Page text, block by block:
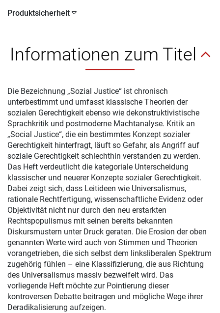
Produktsicherheit
Informationen zum Titel
Die Bezeichnung „Sozial Justice“ ist chronisch
unterbestimmt und umfasst klassische Theorien der
sozialen Gerechtigkeit ebenso wie dekonstruktivistische
Sprachkritik und postmoderne Machtanalyse. Kritik an
„Social Justice“, die ein bestimmtes Konzept sozialer
Gerechtigkeit hinterfragt, läuft so Gefahr, als Angriff auf
soziale Gerechtigkeit schlechthin verstanden zu werden.
Das Heft verdeutlicht die kategoriale Unterscheidung
klassischer und neuerer Konzepte sozialer Gerechtigkeit.
Dabei zeigt sich, dass Leitideen wie Universalismus,
rationale Rechtfertigung, wissenschaftliche Evidenz oder
Objektivität nicht nur durch den neu erstarkten
Rechtspopulismus mit seinen bereits bekannten
Diskursmustern unter Druck geraten. Die Erosion der oben
genannten Werte wird auch von Stimmen und Theorien
vorangetrieben, die sich selbst dem linksliberalen Spektrum
zugehörig fühlen – eine Klassifizierung, die aus Richtung
des Universalismus massiv bezweifelt wird. Das
vorliegende Heft möchte zur Pointierung dieser
kontroversen Debatte beitragen und mögliche Wege ihrer
Deradikalisierung aufzeigen.